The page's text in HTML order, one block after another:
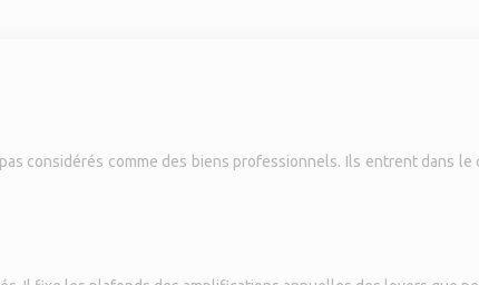
considérés comme des biens professionnels. Ils entrent dans le